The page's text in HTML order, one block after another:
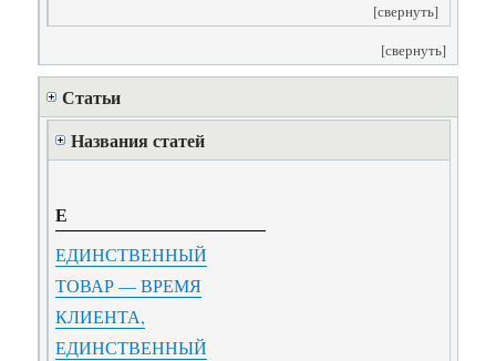
[свернуть]
[свернуть]
Статьи
Названия статей
Е
ЕДИНСТВЕННЫЙ
ТОВАР — ВРЕМЯ
КЛИЕНТА,
ЕДИНСТВЕННЫЙ